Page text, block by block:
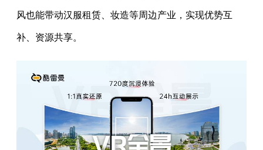
风也能带动汉服租赁、妆造等周边产业，实现优势互
补、资源共享。